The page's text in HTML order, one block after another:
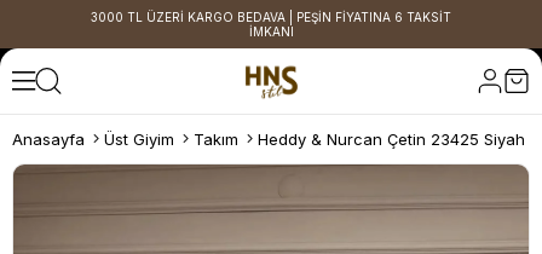
3000 TL ÜZERİ KARGO BEDAVA | PEŞİN FİYATINA 6 TAKSİT
İMKANI
Anasayfa Üst Giyim Takım Heddy & Nurcan Çetin 23425 Siyah